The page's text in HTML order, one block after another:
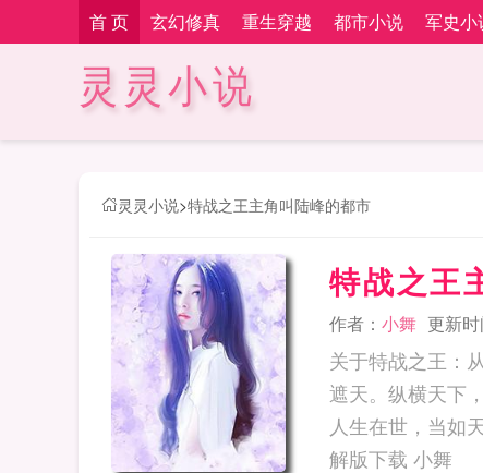
首 页 玄幻修真 重生穿越 都市小说 军史小
灵灵小说
灵灵小说>特战之王主角叫陆峰的都市
特战之王
作者： 小舞 更新
关于特战之王：
遮天。纵横天下
人生在世，当如天骄。...... 特战之王下载 特战之王下载安装
解版下载 小舞